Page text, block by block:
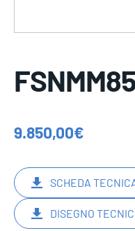
9.850,00€
SCHEDA
DISEGNO